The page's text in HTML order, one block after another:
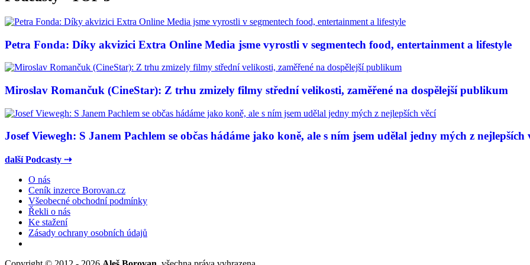
Petra Fonda: Díky akvizici Extra Online Media jsme vyrostli v segmentech food, entertainment a lifestyle
Miroslav Romančuk (CineStar): Z trhu zmizely filmy střední velikosti, zaměřené na dospělejší publikum
Josef Viewegh: S Janem Pachlem se občas hádáme jako koně, ale s ním jsem udělal jedny mých z nejlepších
další Podcasty ⇢
O nás
Ceník inzerce Borovan.cz
Všeobecné obchodní podmínky
Řekli o nás
Ke stažení
Zásady ochrany osobních údajů